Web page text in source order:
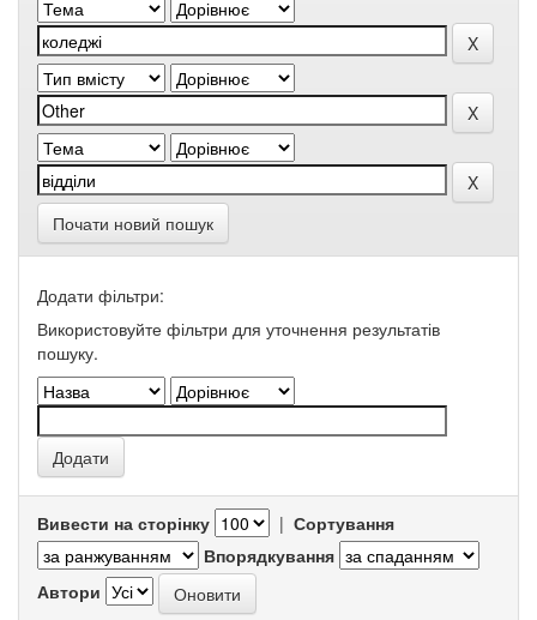
Почати новий пошук
Додати фільтри:
Використовуйте фільтри для уточнення результатів
пошуку.
Вивести на сторінку | Сортування
Впорядкування
Автори